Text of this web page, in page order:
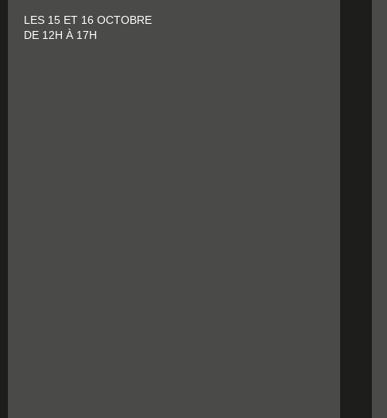
LES 15 ET 16 OCTOBRE
DE 12H À 17H